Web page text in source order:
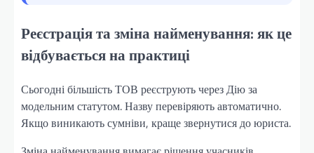
Реєстрація та зміна найменування: як це
відбувається на практиці
Сьогодні більшість ТОВ реєструють через Дію за
модельним статутом. Назву перевіряють автоматично.
Якщо виникають сумніви, краще звернутися до юриста.